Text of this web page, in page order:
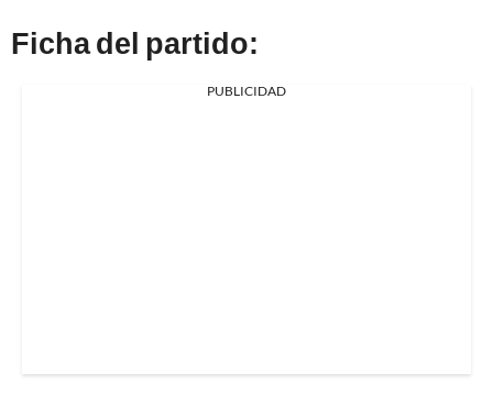
Ficha del partido:
PUBLICIDAD